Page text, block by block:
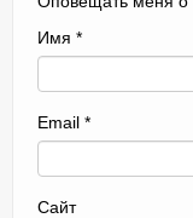
Имя *
Email *
Сайт